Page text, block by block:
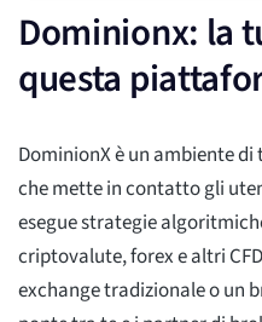
Dominionx: la
questa
DominionX è un ambiente
che mette in contatto gli
esegue strategie
criptovalute, forex e altri
exchange tradizionale o un